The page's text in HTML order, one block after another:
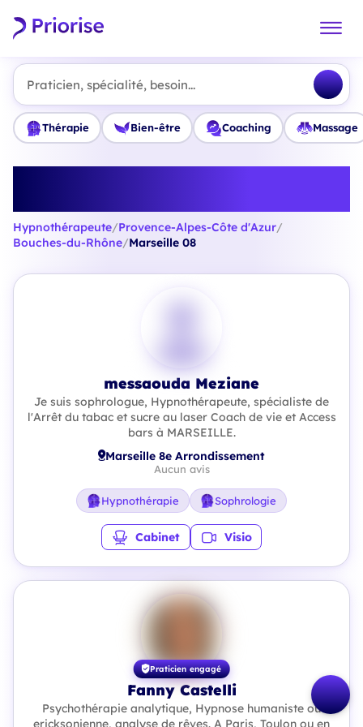
Praticien, spécialité, besoin...
Thérapie Bien-être Coaching Massage
Hypnothérapeute/Provence-Alpes-Côte d'Azur/
Bouches-du-Rhône/Marseille 08
messaouda Meziane
Je suis sophrologue, Hypnothérapeute, spécialiste de
l'Arrêt du tabac et sucre au laser Coach de vie et Access
bars à MARSEILLE.
Marseille 8e Arrondissement
Aucun avis
Hypnothérapie Sophrologie
Cabinet Visio
Praticien engagé
Fanny Castelli
Psychothérapie analytique, Hypnose humaniste ou
ericksonienne, analyse de rêves. A Paris, Toulon ou en